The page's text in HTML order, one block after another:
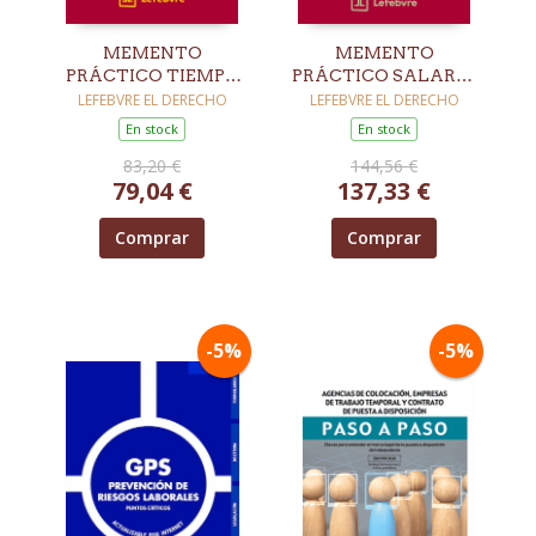
MEMENTO
PRÁCTICO TIEMPO
DE TRABAJO 2026-
2027
LEFEBVRE EL DERECHO
En stock
83,20 €
79,04 €
Comprar
MEMENTO
PRÁCTICO SALARIO
Y NÓMINA 2026
LEFEBVRE EL DERECHO
En stock
144,56 €
137,33 €
Comprar
-5% -5%